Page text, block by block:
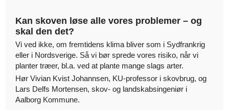
Kan skoven løse alle vores problemer – og
skal den det?
Vi ved ikke, om fremtidens klima bliver som i Sydfrankrig
eller i Nordsverige. Så vi bør sprede vores risiko, når vi
planter træer, bl.a. ved at plante mange slags arter.
Hør Vivian Kvist Johannsen, KU-professor i skovbrug, og
Lars Delfs Mortensen, skov- og landskabsingeniør i
Aalborg Kommune.